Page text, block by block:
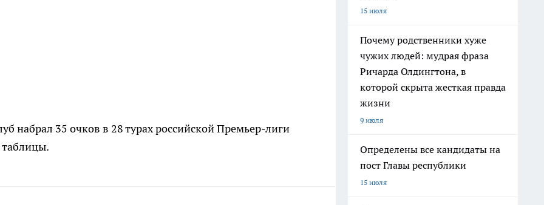
набрал 35 очков в 28 турах российской Премьер-лиги
таблицы.
15 июля
Почему родственники хуже
чужих людей: мудрая фраза
Ричарда Олдингтона, в
которой скрыта жесткая правда
жизни
9 июля
Определены все кандидаты на
пост Главы республики
15 июля